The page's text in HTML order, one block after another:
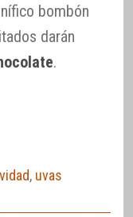
bombón
darán
.
, uvas